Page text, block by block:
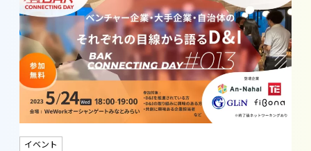
イベント